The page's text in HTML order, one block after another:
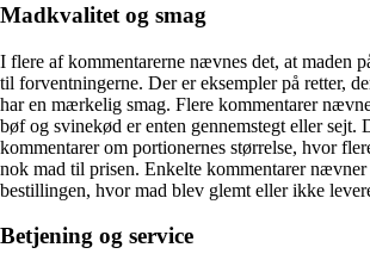
Madkvalitet og smag
I flere af kommentarerne nævnes det, at maden
til forventningerne. Der er eksempler på retter,
har en mærkelig smag. Flere kommentarer
bøf og svinekød er enten gennemstegt eller sejt.
kommentarer om portionernes størrelse, hvor
nok mad til prisen. Enkelte kommentarer nævner
bestillingen, hvor mad blev glemt eller ikke
Betjening og service